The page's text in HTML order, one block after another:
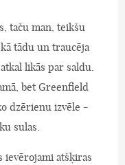
taču man, teikšu
tādu un traucēja
likās par saldu.
bet Greenfield
dzērienu izvēle -
sulas.
ievērojami atšķiras